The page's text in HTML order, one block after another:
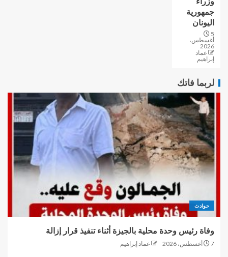
جمهورية
اليونان
5
أغسطس،
2026
عماد
إبراهيم
لربما فاتك
حوادث
وفاة رئيس وحدة محلية بالجيزة أثناء تنفيذ قرار إزالة
7 أغسطس، 2026 عماد إبراهيم